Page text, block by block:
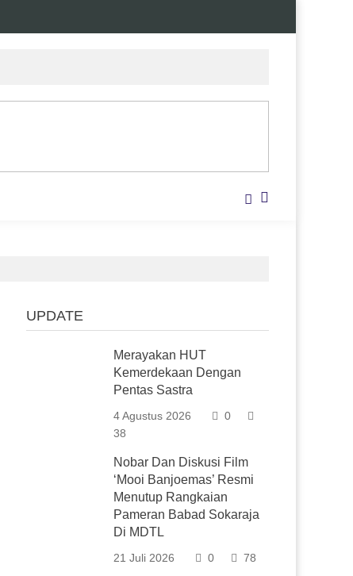
UPDATE
Merayakan HUT
Kemerdekaan Dengan
Pentas Sastra
4 Agustus 2026
0
38
Nobar Dan Diskusi Film
‘Mooi Banjoemas’ Resmi
Menutup Rangkaian
Pameran Babad Sokaraja
Di MDTL
21 Juli 2026 0 78